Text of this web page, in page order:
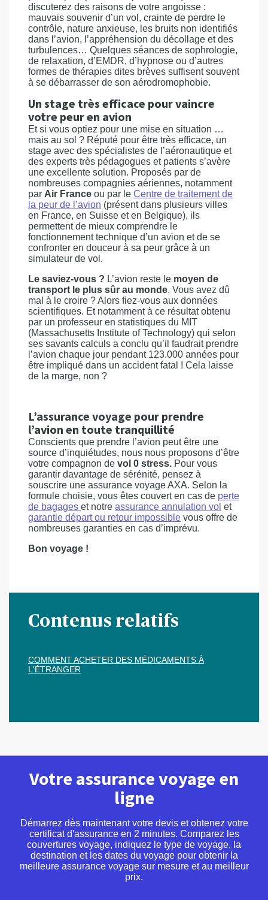
discuterez des raisons de votre angoisse :
mauvais souvenir d’un vol, crainte de perdre le
contrôle, nature anxieuse, les bruits non identifiés
dans l’avion, l’appréhension du décollage et des
turbulences… Quelques séances de sophrologie,
de relaxation, d’EMDR, d’hypnose ou d’autres
formes de thérapies dites brèves suffisent souvent
à se débarrasser de son aérodromophobie.
Un stage très efficace pour vaincre
votre peur en avion
Et si vous optiez pour une mise en situation …
mais au sol ? Réputé pour être très efficace, un
stage avec des spécialistes de l’aéronautique et
des experts très pédagogues et patients s’avère
une excellente solution. Proposés par de
nombreuses compagnies aériennes, notamment
par Air France ou par le Centre de traitement de
la peur de l’avion (présent dans plusieurs villes
en France, en Suisse et en Belgique), ils
permettent de mieux comprendre le
fonctionnement technique d’un avion et de se
confronter en douceur à sa peur grâce à un
simulateur de vol.
Le saviez-vous ? L’avion reste le moyen de
transport le plus sûr au monde. Vous avez dû
mal à le croire ? Alors fiez-vous aux données
scientifiques. Et notamment à ce résultat obtenu
par un professeur en statistiques du MIT
(Massachusetts Institute of Technology) qui selon
ses savants calculs a conclu qu’il faudrait prendre
l’avion chaque jour pendant 123.000 années pour
être impliqué dans un accident fatal ! Cela laisse
de la marge, non ?
L’assurance voyage pour prendre
l’avion en toute tranquillité
Conscients que prendre l’avion peut être une
source d’inquiétudes, nous nous proposons d’être
votre compagnon de vol 0 stress. Pour vous
garantir davantage de sérénité, pensez à
souscrire une assurance voyage AXA. Selon la
formule choisie, vous êtes couvert en cas de perte
de bagages et notre assurance annulation vol et
garantie départ ou retour impossible vous offre de
nombreuses garanties en cas d’imprévu.
Bon voyage !
Contenus relatifs
COMMENT ACHETER DES MÉDICAMENTS À
L'ÉTRANGER
Votre assurance voyage en
ligne
Démarrez dès maintenant votre devis et obtenez votre
certificat d'assurance en 2 minutes. Comparez les
couvertures voyage, indiquez le type de voyage, la
destination et les dates du voyage pour obtenir la
meilleure assurance voyage sur mesure et au meilleur
prix.